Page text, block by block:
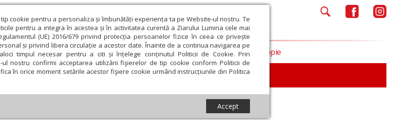
cookie pentru a personaliza și îmbunătăți experiența ta pe Website-ul nostru. Te
pentru a integra în acestea și în activitatea curentă a Ziarului Lumina cele mai
(UE) 2016/679 privind protecția persoanelor fizice în ceea ce privește
și privind libera circulație a acestor date. Înainte de a continua navigarea pe
timpul necesar pentru a citi și înțelege conținutul Politicii de Cookie. Prin
nostru confirmi acceptarea utilizării fişierelor de tip cookie conform Politicii de
în orice moment setările acestor fişiere cookie urmând instrucțiunile din Politica
Accept
Educaţie și Cultură
Lumina literară şi artistică Cultură Interviu
Societate Opinii Filantropie
împotriva violenţei şi a bullyingului în şcoli